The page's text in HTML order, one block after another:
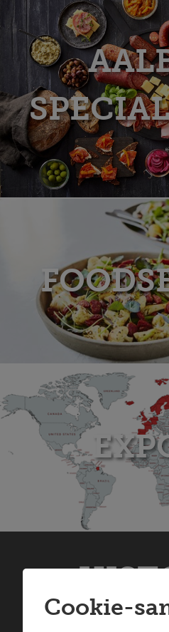
Cookie-